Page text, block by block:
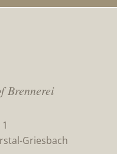
Brennerei
Griesbach